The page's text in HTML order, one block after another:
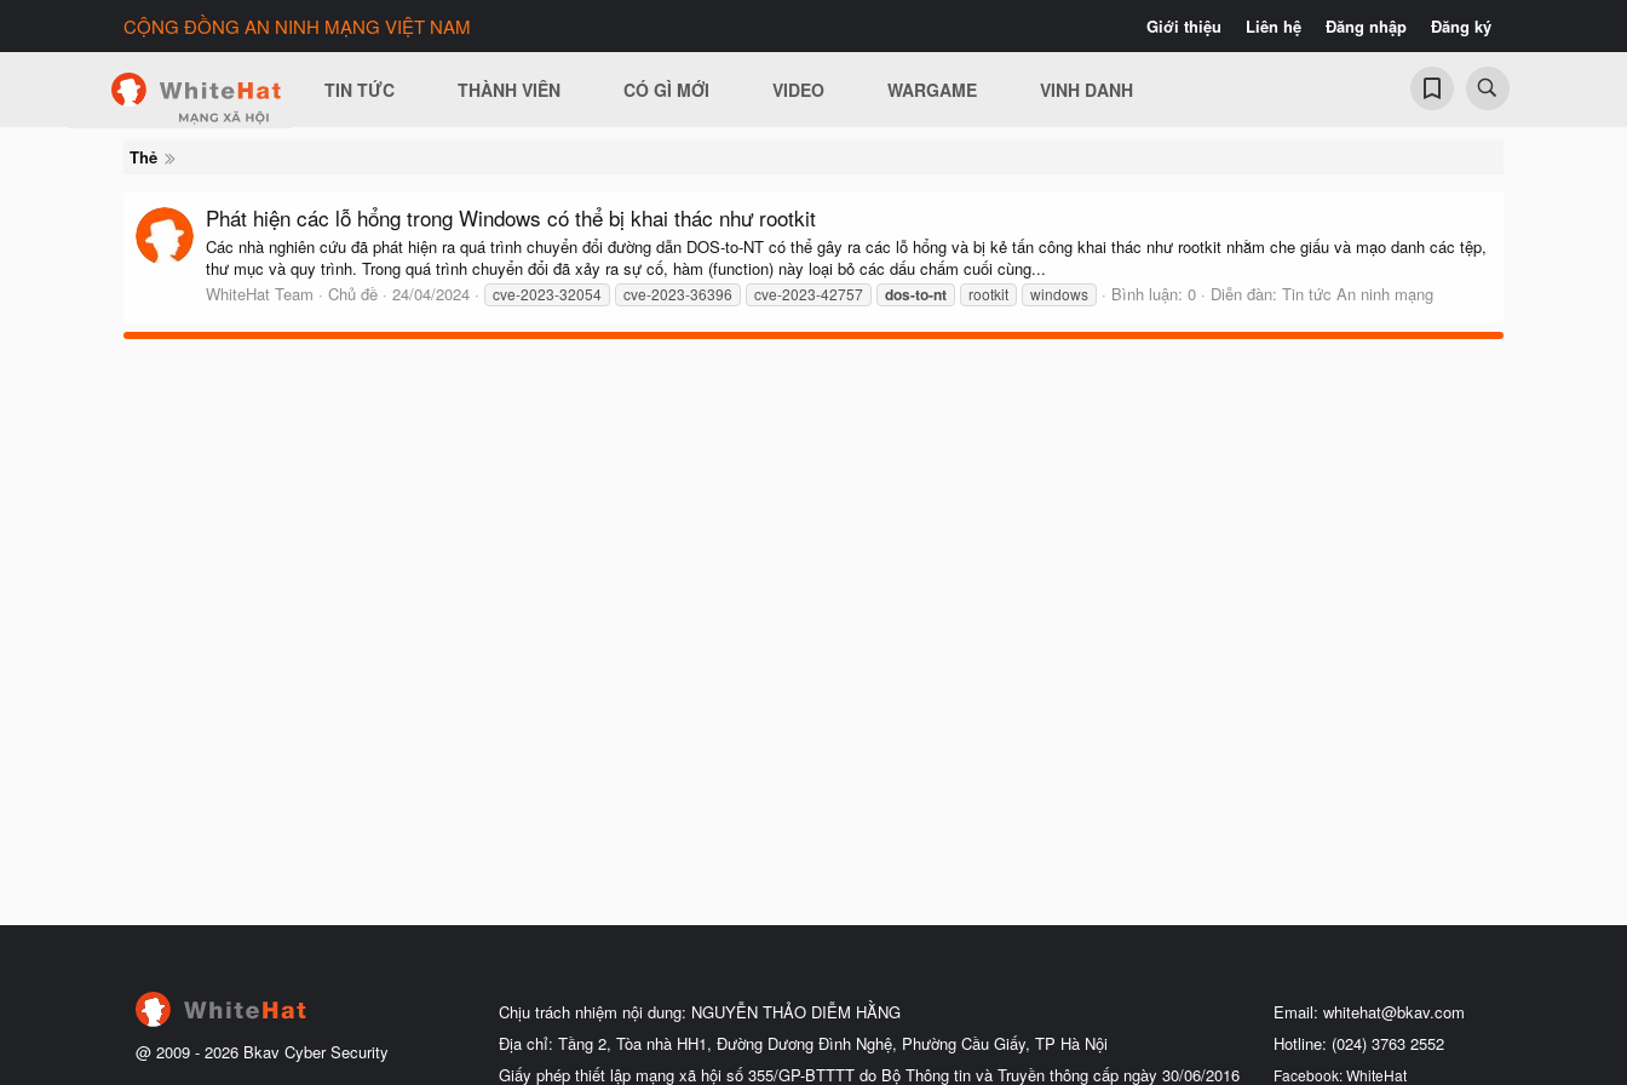
Giới thiệu Liên hệ Đăng nhập Đăng ký
CỘNG ĐỒNG AN NINH MẠNG VIỆT NAM
TIN TỨC THÀNH VIÊN CÓ GÌ MỚI VIDEO WARGAME VINH DANH
Thẻ
Phát hiện các lỗ hổng trong Windows có thể bị khai thác như rootkit
Các nhà nghiên cứu đã phát hiện ra quá trình chuyển đổi đường dẫn DOS-to-NT có thể gây ra các lỗ hổng và bị kẻ tấn công khai thác như rootkit nhằm che giấu và mạo danh các tệp,
thư mục và quy trình. Trong quá trình chuyển đổi đã xảy ra sự cố, hàm (function) này loại bỏ các dấu chấm cuối cùng...
WhiteHat Team
Chủ đề 24/04/2024 cve-2023-32054 cve-2023-36396 cve-2023-42757 dos-to-nt rootkit windows Bình luận: 0 Diễn đàn: Tin tức An ninh mạng
@ 2009 - 2026 Bkav Cyber Security
Chịu trách nhiệm nội dung: NGUYỄN THẢO DIỄM HẰNG
Địa chỉ: Tầng 2, Tòa nhà HH1, Đường Dương Đình Nghệ, Phường Cầu Giấy, TP Hà Nội
Giấy phép thiết lập mạng xã hội số 355/GP-BTTTT do Bộ Thông tin và Truyền thông cấp ngày 30/06/2016
Email: whitehat@bkav.com
Hotline: (024) 3763 2552
Facebook: WhiteHat